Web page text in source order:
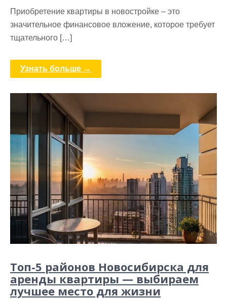
Приобретение квартиры в новостройке – это
значительное финансовое вложение, которое требует
тщательного […]
Узнать больше →
Топ-5 районов Новосибирска для
аренды квартиры — выбираем
лучшее место для жизни